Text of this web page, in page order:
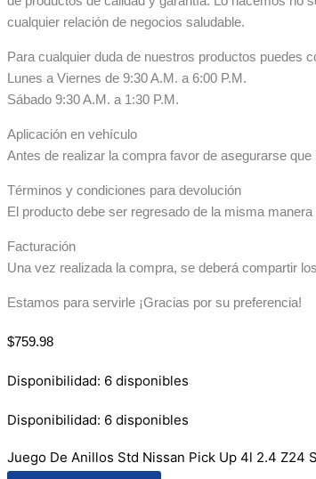
cualquier relación de negocios saludable.
Para cualquier duda de nuestros productos puedes
Lunes a Viernes de 9:30 A.M. a 6:00 P.M.
Sábado 9:30 A.M. a 1:30 P.M.
Aplicación en vehículo
Antes de realizar la compra favor de asegurarse
Términos y condiciones para devolución
El producto debe ser regresado de la misma
Facturación
Una vez realizada la compra, se deberá compartir
Estamos para servirle ¡Gracias por su preferencia!
$759.98
Disponibilidad: 6 disponibles
Disponibilidad: 6 disponibles
Juego De Anillos Std Nissan Pick Up 4l 2.4 Z24